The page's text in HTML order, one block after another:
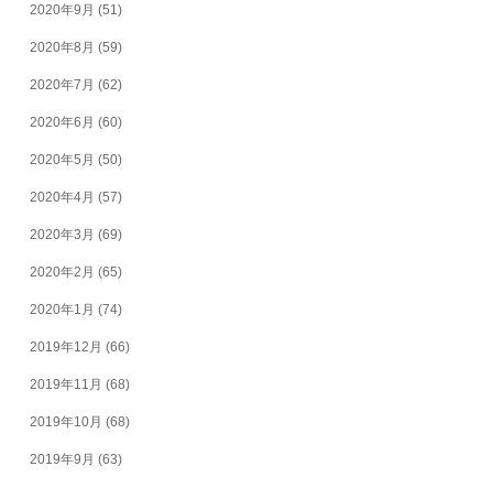
2020年9月 (51)
2020年8月 (59)
2020年7月 (62)
2020年6月 (60)
2020年5月 (50)
2020年4月 (57)
2020年3月 (69)
2020年2月 (65)
2020年1月 (74)
2019年12月 (66)
2019年11月 (68)
2019年10月 (68)
2019年9月 (63)